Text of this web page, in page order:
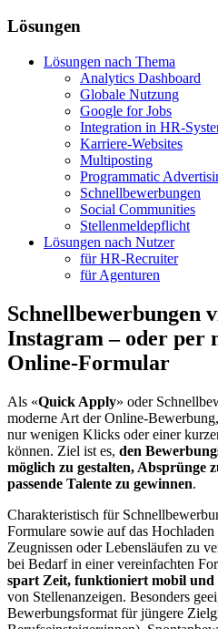
Lösungen
Lösungen nach Thema
Analytics Dashboard
Globale Nutzung
Google for Jobs
Integration in HR-
Karriere-Websites
Multiposting
Programmatic
Schnellbewerbungen
Social Communities
Stellenmeldepflicht
Lösungen nach Nutzer
für HR-Recruiter
für Agenturen
Schnellbewerbungen
Instagram – oder per
Online-Formular
Als «Quick Apply» oder
moderne Art der Online-
nur wenigen Klicks oder einer
können. Ziel ist es, den
möglich zu gestalten, Absprünge
passende Talente zu gewinnen.
Charakteristisch für
Formulare sowie auf das
Zeugnissen oder Lebensläufen zu
bei Bedarf in einer vereinfachten
spart Zeit, funktioniert mobil und
von Stellenanzeigen. Besonders
Bewerbungsformat für jüngere